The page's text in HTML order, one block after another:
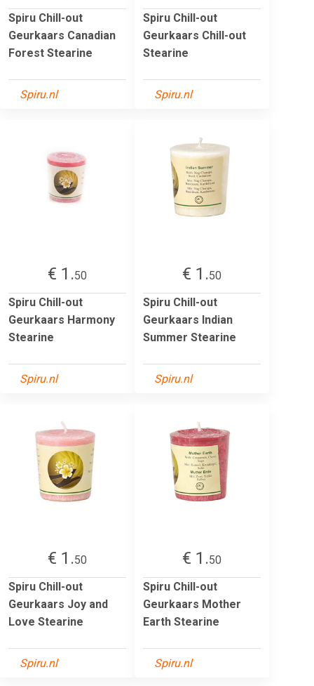
Spiru Chill-out
Geurkaars Canadian
Forest Stearine
Spiru.nl
Spiru Chill-out
Geurkaars Chill-out
Stearine
Spiru.nl
€ 1.50
Spiru Chill-out
Geurkaars Harmony
Stearine
Spiru.nl
€ 1.50
Spiru Chill-out
Geurkaars Indian
Summer Stearine
Spiru.nl
€ 1.50
Spiru Chill-out
Geurkaars Joy and
Love Stearine
Spiru.nl
€ 1.50
Spiru Chill-out
Geurkaars Mother
Earth Stearine
Spiru.nl